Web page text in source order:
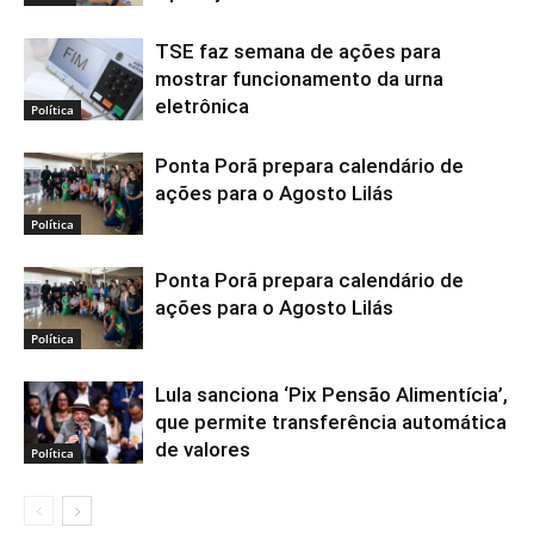
Política
TSE faz semana de ações para
mostrar funcionamento da urna
eletrônica
Política
Ponta Porã prepara calendário de
ações para o Agosto Lilás
Política
Ponta Porã prepara calendário de
ações para o Agosto Lilás
Política
Lula sanciona ‘Pix Pensão Alimentícia’,
que permite transferência automática
de valores